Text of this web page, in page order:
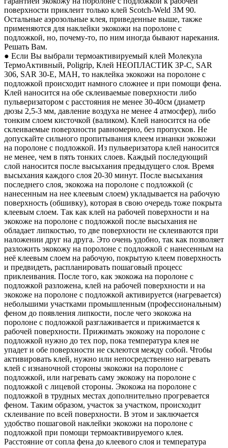
поверхности приклеит только клей Scotch-Weld 3M 90.
Остальные аэрозольные клея, приведенные выше, также
применяются для наклейки экокожи на поролоне с
подложкой, но, почему-то, по ним иногда бывают нарекания.
Решать Вам.
● Если Вы выбрали термоактивируемый клей Молекула
ТермоАктивный, Poligrip, Клей НЕОПЛАСТИК 3P-C, SAR
306, SAR 30-E, MAH, то наклейка экокожи на поролоне с
подложкой происходит намного сложнее и при помощи фена.
Клей наносится на обе склеиваемые поверхности либо
пульверизатором с расстояния не менее 30-40см (диаметр
дюзы 2,5-3 мм, давление воздуха не менее 4 атмосфер), либо
тонким слоем кисточкой (валиком). Клей наносится на обе
склеиваемые поверхности равномерно, без пропусков. Не
допускайте сильного пропитывания клеем изнанки экокожи
на поролоне с подложкой. Из пульверизатора клей наносится
не менее, чем в пять тонких слоев. Каждый последующий
слой наносится после высыхания предыдущего слоя. Время
высыхания каждого слоя 20-30 минут. После высыхания
последнего слоя, экокожа на поролоне с подложкой (с
нанесенным на нее клеевым слоем) укладывается на рабочую
поверхность (обшивку), которая в свою очередь тоже покрыта
клеевым слоем. Так как клей на рабочей поверхности и на
экокоже на поролоне с подложкой после высыхания не
обладает липкостью, то две поверхности не склеиваются при
наложении друг на друга. Это очень удобно, так как позволяет
разложить экокожу на поролоне с подложкой с нанесенным на
неё клеевым слоем на рабочую, покрытую клеем поверхность
и предвидеть, распланировать пошаговый процесс
приклеивания. После того, как экокожа на поролоне с
подложкой разложена, клей на рабочей поверхности и на
экокоже на поролоне с подложкой активируется (нагревается)
небольшими участками промышленным (профессиональным)
феном до появления липкости, после чего экокожа на
поролоне с подложкой разглаживается и прижимается к
рабочей поверхности. Прижимать экокожу на поролоне с
подложкой нужно до тех пор, пока температура клея не
упадет и обе поверхности не склеются между собой. Чтобы
активировать клей, нужно или непосредственно нагревать
клей с изнаночной стороны экокожи на поролоне с
подложкой, или нагревать саму экокожу на поролоне с
подложкой с лицевой стороны. Экокожа на поролоне с
подложкой в трудных местах дополнительно прогревается
феном. Таким образом, участок за участком, происходит
склеивание по всей поверхности. В этом и заключается
удобство пошаговой наклейки экокожи на поролоне с
подложкой при помощи термоактивируемого клея.
Расстояние от сопла фена до клеевого слоя и температура